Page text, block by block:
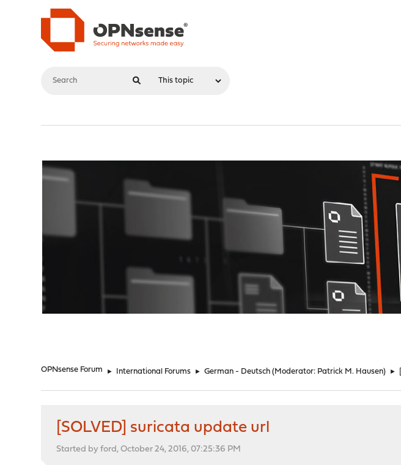
OPNsense Forum ► International Forums ► German - Deutsch (Moderator: Patrick M. Hausen) ►
[SOLVED] suricata update url
Started by ford, October 24, 2016, 07:25:36 PM